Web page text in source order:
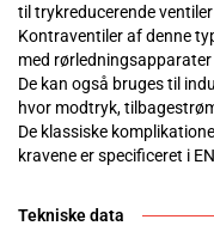
til trykreducerende
Kontraventiler af denne
med
De kan også bruges til
hvor modtryk,
De klassiske
kravene er specificeret i
Tekniske data